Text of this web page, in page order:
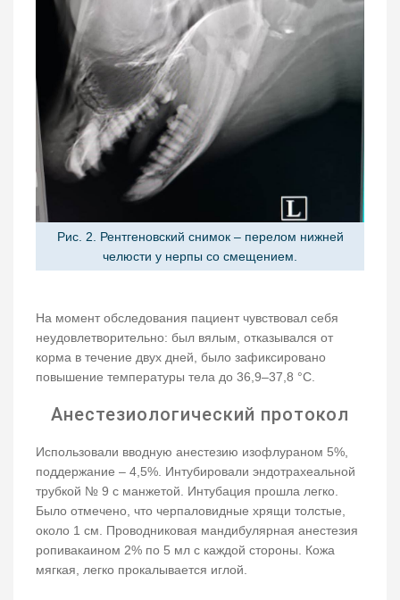
Рис. 2. Рентгеновский снимок – перелом нижней
челюсти у нерпы со смещением.
На момент обследования пациент чувствовал себя
неудовлетворительно: был вялым, отказывался от
корма в течение двух дней, было зафиксировано
повышение температуры тела до 36,9–37,8 °C.
Анестезиологический протокол
Использовали вводную анестезию изофлураном 5%,
поддержание – 4,5%. Интубировали эндотрахеальной
трубкой № 9 с манжетой. Интубация прошла легко.
Было отмечено, что черпаловидные хрящи толстые,
около 1 см. Проводниковая мандибулярная анестезия
ропивакаином 2% по 5 мл с каждой стороны. Кожа
мягкая, легко прокалывается иглой.